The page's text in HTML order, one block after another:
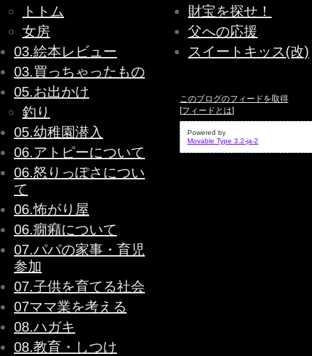
トトム
女房
03.絵本レビュー
03.買っちゃったもの
05.お出かけ
釣り
05.幼稚園潜入
06.アトピーについて
06.怒りっぽさについ
て
06.怖がり屋
06.癇癪について
07.パパの家事・育児
参加
07.子供を育てる社会
07ママ業を考える
08.ハガキ
08.教育・しつけ
財宝を探せ！
父への応援
スイートキッス(改)
このブログのフィードを取得
[フィードとは]
Powered by
Movable Type 3.2-ja-2